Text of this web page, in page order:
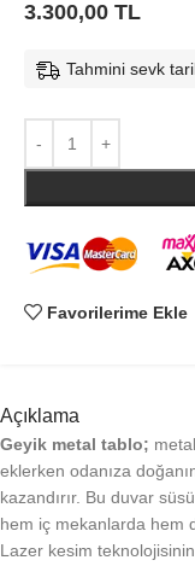
3.300,00 TL
Tahmini sevk
Favorilerime Ekle
Açıklama
Geyik metal tablo;
eklerken odanıza
kazandırır. Bu duvar
hem iç mekanlarda hem
Lazer kesim